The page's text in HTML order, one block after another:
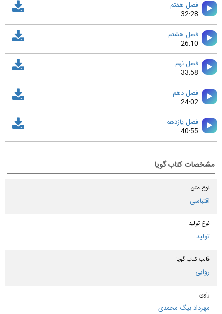
فصل هفتم
32:28
فصل هشتم
26:10
فصل نهم
33:58
فصل دهم
24:02
فصل يازدهم
40:55
مشخصات کتاب گویا
نوع متن
اقتباسی
نوع تولید
تولید
قالب کتاب گویا
روایی
راوی
مهرداد بیگ محمدی